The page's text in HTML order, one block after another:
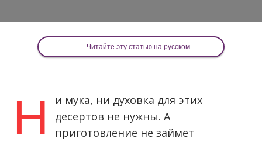
Читайте эту статью на русском
Н
и мука, ни духовка для этих
десертов не нужны. А
приготовление не займет